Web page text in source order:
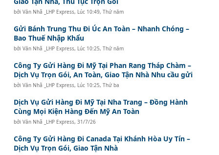
bởiVăn Nhã _LHP Express, Lúc 10:49, Thứ năm
Gửi Bánh Trung Thu Đi Úc An Toàn – Nhanh Chóng –
Bao Thuế Nhập Khẩu
bởiVăn Nhã _LHP Express, Lúc 10:25, Thứ năm
Công Ty Gửi Hàng Đi Mỹ Tại Phan Rang Tháp Chàm –
Dịch Vụ Trọn Gói, An Toàn, Giao Tận Nhà Nhu cầu gửi
bởiVăn Nhã _LHP Express, Lúc 10:25, Thứ ba
Dịch Vụ Gửi Hàng Đi Mỹ Tại Nha Trang – Đồng Hành
Cùng Mọi Kiện Hàng Đến Mỹ An Toàn
bởiVăn Nhã _LHP Express,31/7/26
Công Ty Gửi Hàng Đi Canada Tại Khánh Hòa Uy Tín –
Dịch Vụ Trọn Gói, Giao Tận Nhà